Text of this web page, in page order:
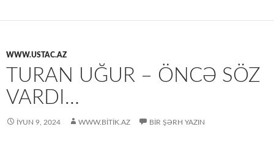
WWW.USTAC.AZ
TURAN UĞUR – ÖNCƏ SÖZ
VARDI…
İYUN 9, 2024 WWW.BITIK.AZ BIR ŞƏRH YAZIN